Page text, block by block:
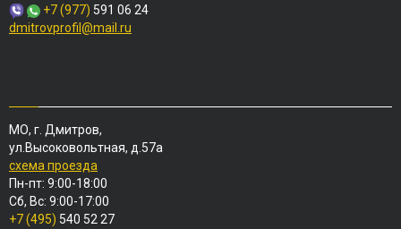
+7 (977) 591 06 24
dmitrovprofil@mail.ru
МО, г. Дмитров,
ул.Высоковольтная, д.57а
схема проезда
Пн-пт: 9:00-18:00
Сб, Вс: 9:00-17:00
+7 (495) 540 52 27